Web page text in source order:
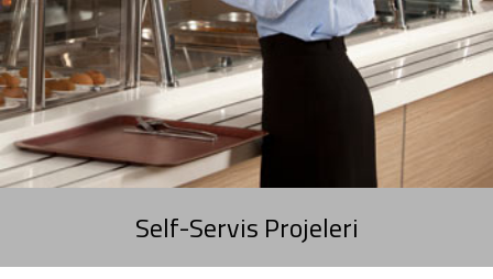
Self-Servis Projeleri